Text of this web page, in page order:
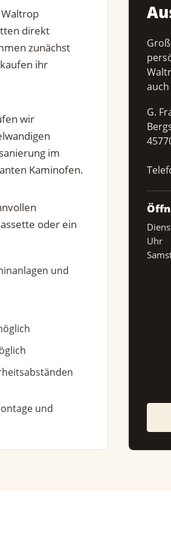
direkt
zunächst
ihr
wir
im
Kaminofen.
oder ein
und
und
G.
Uhr